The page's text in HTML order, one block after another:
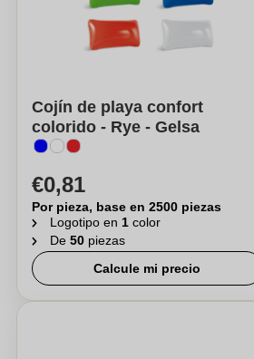
Cojín de playa confort
colorido - Rye - Gelsa
€0,81
Por pieza, base en 2500 piezas
Logotipo en 1 color
De 50 piezas
Calcule mi precio